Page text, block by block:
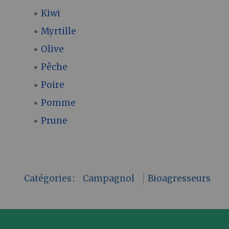
Kiwi
Myrtille
Olive
Pêche
Poire
Pomme
Prune
Catégories: Campagnol Bioagresseurs